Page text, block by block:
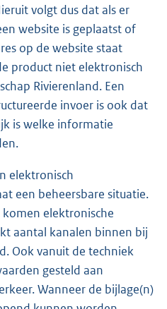
volgt dus dat als er
website is geplaatst of
op de website staat
product niet elektronisch
Rivierenland. Een
invoer is ook dat
is welke informatie
elektronisch
een beheersbare situatie.
elektronische
aantal kanalen binnen bij
Ook vanuit de techniek
gesteld aan
Wanneer de bijlage(n)